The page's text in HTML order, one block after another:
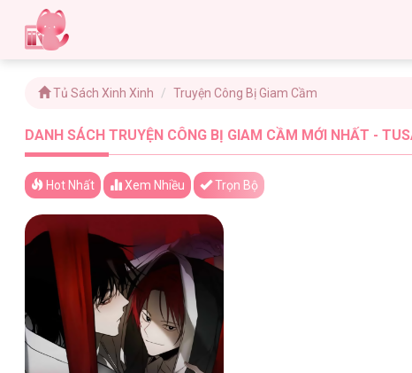
Tủ Sách Xinh Xinh Truyện Công Bị Giam Cầm
DANH SÁCH TRUYỆN CÔNG BỊ GIAM CẦM MỚI NHẤT -
Hot Nhất Xem Nhiều Trọn Bộ